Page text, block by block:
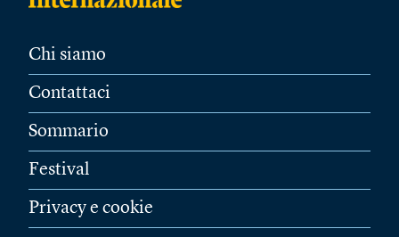
Chi siamo
Contattaci
Sommario
Festival
Privacy e cookie